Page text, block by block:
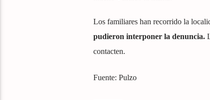
Los familiares han recorrido la
pudieron interponer la denuncia.
contacten.
Fuente: Pulzo